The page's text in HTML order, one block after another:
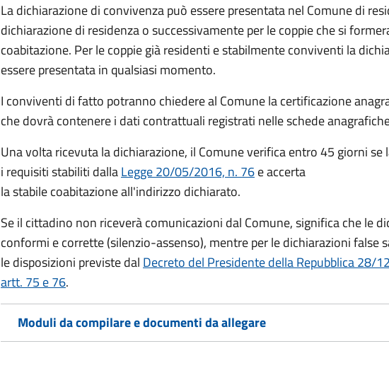
La dichiarazione di convivenza può essere presentata nel Comune di
dichiarazione di residenza o successivamente per le coppie che si
coabitazione. Per le coppie già residenti e stabilmente conviventi la
essere presentata in qualsiasi momento.
I conviventi di fatto potranno chiedere al Comune la certificazione
che dovrà contenere i dati contrattuali registrati nelle schede
Una volta ricevuta la dichiarazione, il Comune verifica entro 45 giorni se
i requisiti stabiliti dallaLegge 20/05/2016, n. 76e accerta
la stabile coabitazione all'indirizzo dichiarato.
Se il cittadino non riceverà comunicazioni dal Comune, significa che le
conformi e corrette (silenzio-assenso), mentre per le dichiarazioni false
le disposizioni previste dal Decreto del Presidente della Repubblica 28/
artt. 75 e 76.
Moduli da compilare e documenti da allegare